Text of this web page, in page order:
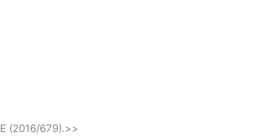
(2016/679).>>